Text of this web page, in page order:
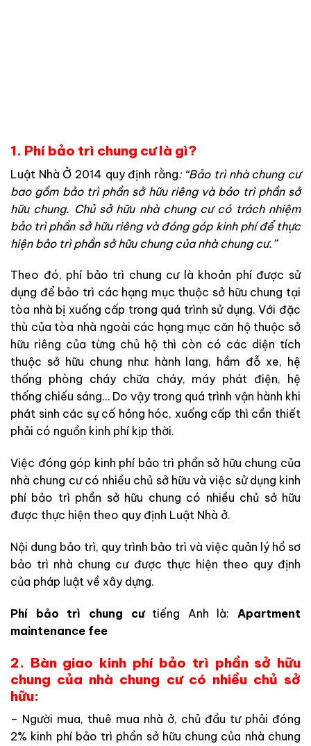
1. Phí bảo trì chung cư là gì?
Luật Nhà Ở 2014 quy định rằng: “Bảo trì nhà chung cư
bao gồm bảo trì phần sở hữu riêng và bảo trì phần sở
hữu chung. Chủ sở hữu nhà chung cư có trách nhiệm
bảo trì phần sở hữu riêng và đóng góp kinh phí để thực
hiện bảo trì phần sở hữu chung của nhà chung cư.”
Theo đó, phí bảo trì chung cư là khoản phí được sử
dụng để bảo trì các hạng mục thuộc sở hữu chung tại
tòa nhà bị xuống cấp trong quá trình sử dụng. Với đặc
thù của tòa nhà ngoài các hạng mục căn hộ thuộc sở
hữu riêng của từng chủ hộ thì còn có các diện tích
thuộc sở hữu chung như: hành lang, hầm đỗ xe, hệ
thống phòng cháy chữa cháy, máy phát điện, hệ
thống chiếu sáng… Do vậy trong quá trình vận hành khi
phát sinh các sự cố hỏng hóc, xuống cấp thì cần thiết
phải có nguồn kinh phí kịp thời.
Việc đóng góp kinh phí bảo trì phần sở hữu chung của
nhà chung cư có nhiều chủ sở hữu và việc sử dụng kinh
phí bảo trì phần sở hữu chung có nhiều chủ sở hữu
được thực hiện theo quy định Luật Nhà ở.
Nội dung bảo trì, quy trình bảo trì và việc quản lý hồ sơ
bảo trì nhà chung cư được thực hiện theo quy định
của pháp luật về xây dựng.
Phí bảo trì chung cưtiếng Anh là: Apartment
maintenance fee
2. Bàn giao kinh phí bảo trì phần sở hữu
chung của nhà chung cư có nhiều chủ sở
hữu:
– Người mua, thuê mua nhà ở, chủ đầu tư phải đóng
2% kinh phí bảo trì phần sở hữu chung của nhà chung